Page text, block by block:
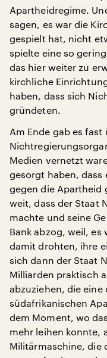
Apartheidregime.
sagen, es war die
gespielt hat, nicht
spielte eine so
das hier weiter zu
kirchliche
haben, dass sich
gründeten.
Am Ende gab es fast
Medien vernetzt
gesorgt haben, dass
gegen die Apartheid
weit, dass der Staat
machte und seine
Bank abzog, weil, es
damit drohten, ihre
sich dann der Staat
Milliarden praktisch
abzuziehen, die eine
südafrikanischen
dem Moment, wo
mehr leihen konnte,
Militärmaschine, die